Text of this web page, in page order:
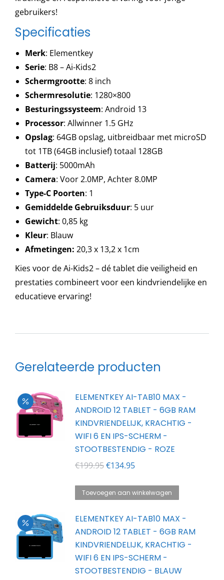
gebruikers!
Specificaties
Merk: Elementkey
Serie: B8 – Ai-Kids2
Schermgrootte: 8 inch
Schermresolutie: 1280×800
Besturingssysteem: Android 13
Processor: Allwinner 1.5 GHz
Opslag: 64GB opslag, uitbreidbaar met microSD
tot 1TB (64GB inclusief) totaal 128GB
Batterij: 5000mAh
Camera: Voor 2.0MP, Achter 8.0MP
Type-C Poorten: 1
Gemiddelde Gebruiksduur: 5 uur
Gewicht: 0,85 kg
Kleur: Blauw
Afmetingen: 20,3 x 13,2 x 1cm
Kies voor de Ai-Kids2 – dé tablet die veiligheid en
prestaties combineert voor een kindvriendelijke en
educatieve ervaring!
Gerelateerde producten
ELEMENTKEY AI-TAB10 MAX -
ANDROID 12 TABLET - 6GB RAM
KINDVRIENDELIJK, KRACHTIG -
WIFI 6 EN IPS-SCHERM -
STOOTBESTENDIG - ROZE
€199.95Oorspronkelijke
was:
€134.95Huidige
is:
Toevoegen aan winkelwagen
ELEMENTKEY AI-TAB10 MAX -
ANDROID 12 TABLET - 6GB RAM
KINDVRIENDELIJK, KRACHTIG -
WIFI 6 EN IPS-SCHERM -
STOOTBESTENDIG - BLAUW